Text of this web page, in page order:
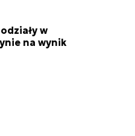
w
na wynik